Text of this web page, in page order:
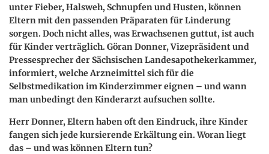
unter Fieber, Halsweh, Schnupfen und Husten, können
Eltern mit den passenden Präparaten für Linderung
sorgen. Doch nicht alles, was Erwachsenen guttut, ist auch
für Kinder verträglich. Göran Donner, Vizepräsident und
Pressesprecher der Sächsischen Landesapothekerkammer,
informiert, welche Arzneimittel sich für die
Selbstmedikation im Kinderzimmer eignen – und wann
man unbedingt den Kinderarzt aufsuchen sollte.
Herr Donner, Eltern haben oft den Eindruck, ihre Kinder
fangen sich jede kursierende Erkältung ein. Woran liegt
das – und was können Eltern tun?